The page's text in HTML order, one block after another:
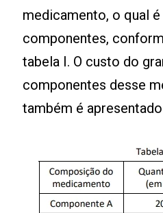
medicamento, o qual
componentes,
tabela I. O custo do
componentes desse
também é